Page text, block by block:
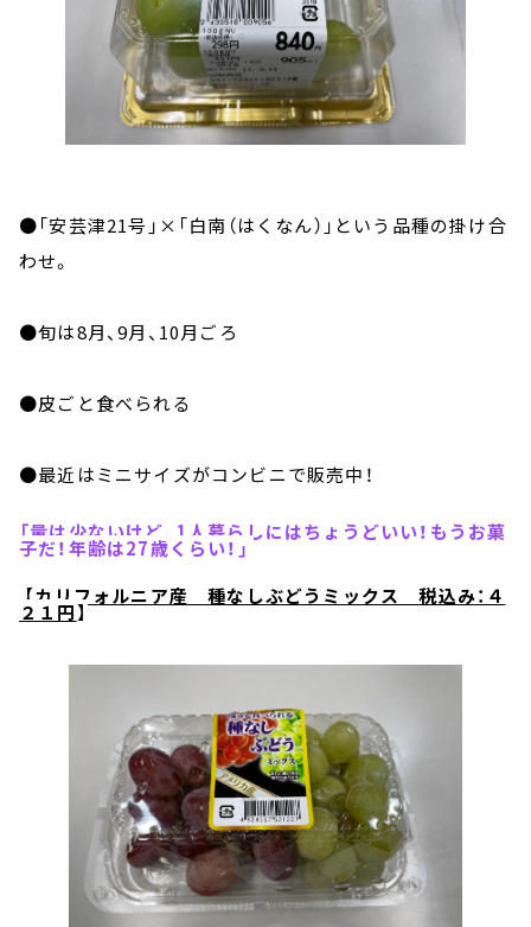
●「安芸津21号」 × 「白南（はくなん）」という品種の掛け合
わせ。
●旬は8月、9月、 10月ごろ
●皮ごと食べられる
●最近はミニサイズがコンビニで販売中！
「量は少ないけど、1人暮らしにはちょうどいい！もうお菓
子だ！年齢は27歳くらい！」
【カリフォルニア産 種なしぶどうミックス 税込み：４
２１円】